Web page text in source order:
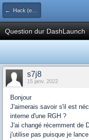
← Hack (exploits, homebrews...)
Question dur DashLaunch
s7j8
15 janv. 2022
Bonjour
J'aimerais savoir s'il est
interne d'une RGH ?
J'ai changé récemment de
j'utilise pas puisque je